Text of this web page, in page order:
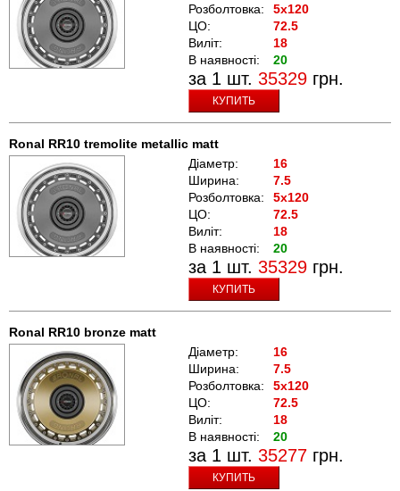
Розболтовка:
5x120
ЦО:
72.5
Виліт:
18
В наявності:
20
за 1 шт.35329 грн.
КУПИТЬ
Ronal RR10 tremolite metallic matt
Діаметр:
16
Ширина:
7.5
Розболтовка:
5x120
ЦО:
72.5
Виліт:
18
В наявності:
20
за 1 шт.35329 грн.
КУПИТЬ
Ronal RR10 bronze matt
Діаметр:
16
Ширина:
7.5
Розболтовка:
5x120
ЦО:
72.5
Виліт:
18
В наявності:
20
за 1 шт.35277 грн.
КУПИТЬ